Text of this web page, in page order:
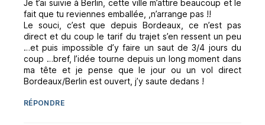
Je t’ai suivie à Berlin, cette ville m’attire beaucoup et le
fait que tu reviennes emballée, ,n’arrange pas !!
Le souci, c’est que depuis Bordeaux, ce n’est pas
direct et du coup le tarif du trajet s’en ressent un peu
…et puis impossible d’y faire un saut de 3/4 jours du
coup …bref, l’idée tourne depuis un long moment dans
ma tête et je pense que le jour ou un vol direct
Bordeaux/Berlin est ouvert, j’y saute dedans !
RÉPONDRE